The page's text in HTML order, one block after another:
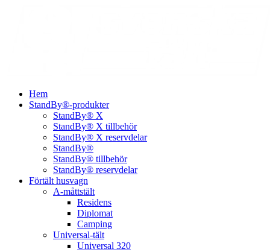
Hem
StandBy®-produkter
StandBy® X
StandBy® X tillbehör
StandBy® X reservdelar
StandBy®
StandBy® tillbehör
StandBy® reservdelar
Förtält husvagn
A-måttstält
Residens
Diplomat
Camping
Universal-tält
Universal 320